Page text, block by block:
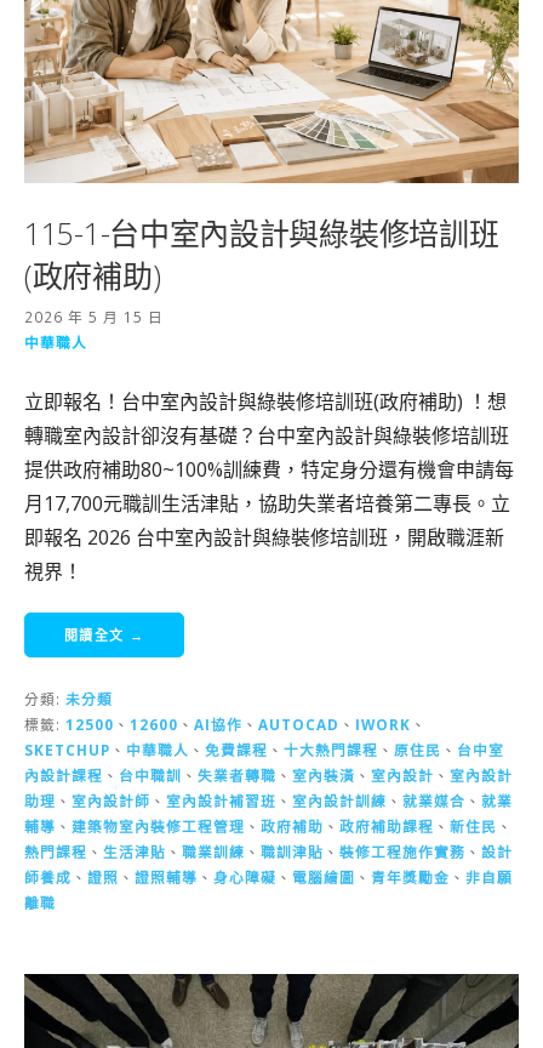
115-1-台中室內設計與綠裝修培訓班
(政府補助)
2026 年 5 月 15 日
中華職人
立即報名！台中室內設計與綠裝修培訓班(政府補助) ！想
轉職室內設計卻沒有基礎？台中室內設計與綠裝修培訓班
提供政府補助80~100%訓練費，特定身分還有機會申請每
月17,700元職訓生活津貼，協助失業者培養第二專長。立
即報名 2026 台中室內設計與綠裝修培訓班，開啟職涯新
視界！
閱讀全文 →
分類: 未分類
標籤: 12500 、 12600 、 AI協作 、 AUTOCAD 、 IWORK 、
SKETCHUP 、 中華職人 、 免費課程 、 十大熱門課程 、 原住民 、 台中室
內設計課程 、 台中職訓 、 失業者轉職 、 室內裝潢 、 室內設計 、 室內設計
助理 、 室內設計師 、 室內設計補習班 、 室內設計訓練 、 就業媒合 、 就業
輔導 、 建築物室內裝修工程管理 、 政府補助 、 政府補助課程 、 新住民 、
熱門課程 、 生活津貼 、 職業訓練 、 職訓津貼 、 裝修工程施作實務 、 設計
師養成 、 證照 、 證照輔導 、 身心障礙 、 電腦繪圖 、 青年獎勵金 、 非自願
離職